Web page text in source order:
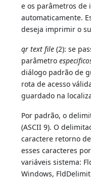
e os parâmetros de
automaticamente.
deseja imprimir o
qr text file (2): se
parâmetro
diálogo padrão de
rota de acesso
guardado na
Por padrão, o
(ASCII 9). O
caractere retorno
esses caracteres
variáveis sistema:
Windows,